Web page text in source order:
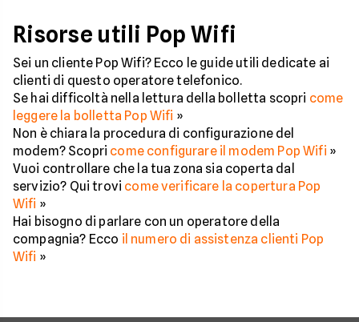
Risorse utili Pop Wifi
Sei un cliente Pop Wifi? Ecco le guide utili dedicate ai
clienti di questo operatore telefonico.
Se hai difficoltà nella lettura della bolletta scopri come
leggere la bolletta Pop Wifi »
Non è chiara la procedura di configurazione del
modem? Scopri come configurare il modem Pop Wifi »
Vuoi controllare che la tua zona sia coperta dal
servizio? Qui trovi come verificare la copertura Pop
Wifi »
Hai bisogno di parlare con un operatore della
compagnia? Ecco il numero di assistenza clienti Pop
Wifi »